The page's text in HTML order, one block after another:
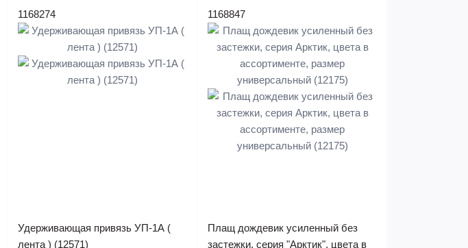
1168274
Удерживающая привязь УП-1А (
лента ) (12571)
1168847
Плащ дождевик усиленный без
застежки, серия "Арктик", цвета в